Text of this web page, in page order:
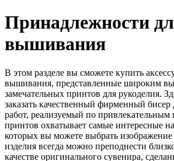
Принадлежности
вышивания
В этом разделе вы сможете купить
вышивания, представленные широким
замечательных принтов для рукоделия.
заказать качественный фирменный
работ, реализуемый по привлекательным
принтов охватывает самые интересные
которых вы можете выбрать
изделия всегда можно преподнести
качестве оригинального сувенира,